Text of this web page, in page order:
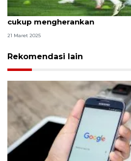
Pengamat nilai penampilan
cukup mengherankan
21 Maret 2025
Rekomendasi lain